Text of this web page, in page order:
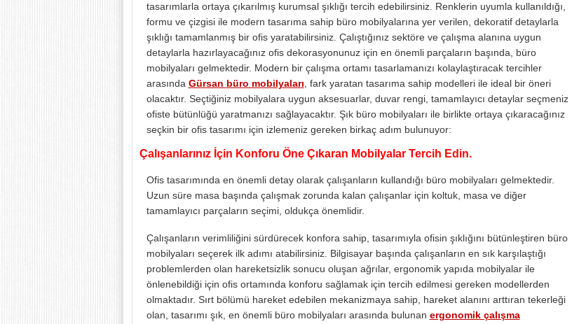
tasarımlarla ortaya çıkarılmış kurumsal şıklığı tercih edebilirsiniz. Renklerin uyumla kullanıldığı,
formu ve çizgisi ile modern tasarıma sahip büro mobilyalarına yer verilen, dekoratif detaylarla
şıklığı tamamlanmış bir ofis yaratabilirsiniz. Çalıştığınız sektöre ve çalışma alanına uygun
detaylarla hazırlayacağınız ofis dekorasyonunuz için en önemli parçaların başında, büro
mobilyaları gelmektedir. Modern bir çalışma ortamı tasarlamanızı kolaylaştıracak tercihler
arasında Gürsan büro mobilyaları , fark yaratan tasarıma sahip modelleri ile ideal bir öneri
olacaktır. Seçtiğiniz mobilyalara uygun aksesuarlar, duvar rengi, tamamlayıcı detaylar seçmeniz
ofiste bütünlüğü yaratmanızı sağlayacaktır. Şık büro mobilyaları ile birlikte ortaya çıkaracağınız
seçkin bir ofis tasarımı için izlemeniz gereken birkaç adım bulunuyor:
Çalışanlarınız İçin Konforu Öne Çıkaran Mobilyalar Tercih Edin.
Ofis tasarımında en önemli detay olarak çalışanların kullandığı büro mobilyaları gelmektedir.
Uzun süre masa başında çalışmak zorunda kalan çalışanlar için koltuk, masa ve diğer
tamamlayıcı parçaların seçimi, oldukça önemlidir.
Çalışanların verimliliğini sürdürecek konfora sahip, tasarımıyla ofisin şıklığını bütünleştiren büro
mobilyaları seçerek ilk adımı atabilirsiniz. Bilgisayar başında çalışanların en sık karşılaştığı
problemlerden olan hareketsizlik sonucu oluşan ağrılar, ergonomik yapıda mobilyalar ile
önlenebildiği için ofis ortamında konforu sağlamak için tercih edilmesi gereken modellerden
olmaktadır. Sırt bölümü hareket edebilen mekanizmaya sahip, hareket alanını arttıran tekerleği
olan, tasarımı şık, en önemli büro mobilyaları arasında bulunan ergonomik çalışma